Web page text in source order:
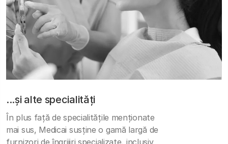
...și alte specialități
În plus față de specialitățile menționate
mai sus, Medicai susține o gamă largă de